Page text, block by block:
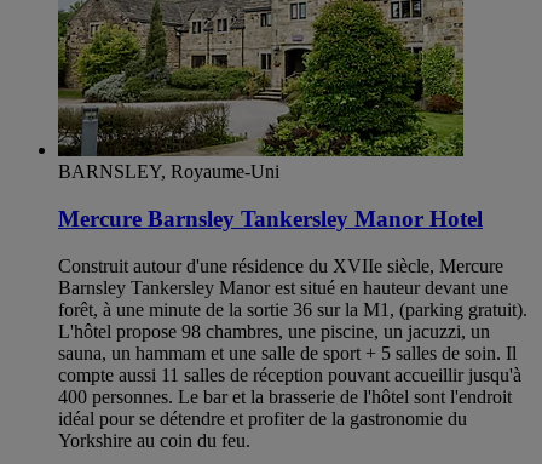
BARNSLEY, Royaume-Uni
Mercure Barnsley Tankersley Manor Hotel
Construit autour d'une résidence du XVIIe siècle, Mercure
Barnsley Tankersley Manor est situé en hauteur devant une
forêt, à une minute de la sortie 36 sur la M1, (parking gratuit).
L'hôtel propose 98 chambres, une piscine, un jacuzzi, un
sauna, un hammam et une salle de sport + 5 salles de soin. Il
compte aussi 11 salles de réception pouvant accueillir jusqu'à
400 personnes. Le bar et la brasserie de l'hôtel sont l'endroit
idéal pour se détendre et profiter de la gastronomie du
Yorkshire au coin du feu.